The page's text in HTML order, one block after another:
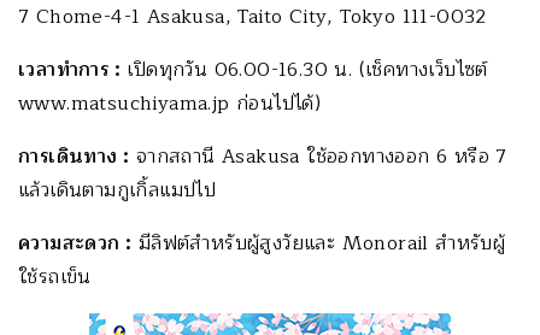
7 Chome-4-1 Asakusa, Taito City, Tokyo 111-0032
เวลาทำการ : เปิดทุกวัน 06.00-16.30 น. (เช็คทางเว็บไซต์
www.matsuchiyama.jp ก่อนไปได้)
การเดินทาง : จากสถานี Asakusa ใช้ออกทางออก 6 หรือ 7
แล้วเดินตามกูเกิ้ลแมปไป
ความสะดวก : มีลิฟต์สำหรับผู้สูงวัยและ Monorail สำหรับผู้
ใช้รถเข็น